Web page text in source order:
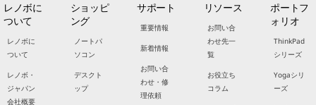
レノボに
ついて
レノボに
ついて
レノボ・
ジャパン
会社概要
ショッピ
ング
ノートパ
ソコン
デスクト
ップ
サポート
重要情報
新着情報
お問い合
わせ・修
理依頼
リソース
お問い合
わせ先一
覧
お役立ち
コラム
ポートフ
ォリオ
ThinkPad
シリーズ
Yogaシリ
ーズ